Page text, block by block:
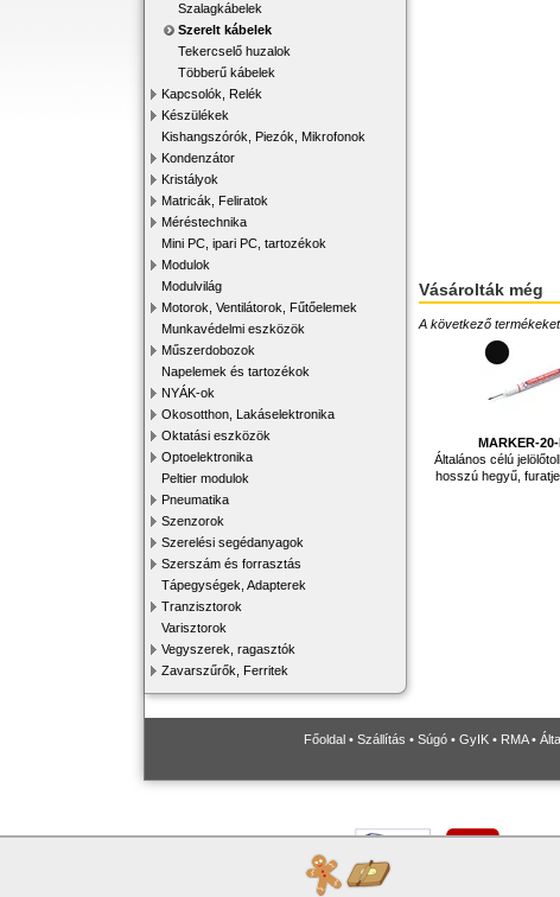
Szalagkábelek
Szerelt kábelek
Tekercselő huzalok
Többerű kábelek
Kapcsolók, Relék
Készülékek
Kishangszórók, Piezók, Mikrofonok
Kondenzátor
Kristályok
Matricák, Feliratok
Méréstechnika
Mini PC, ipari PC, tartozékok
Modulok
Modulvilág
Motorok, Ventilátorok, Fűtőelemek
Munkavédelmi eszközök
Műszerdobozok
Napelemek és tartozékok
NYÁK-ok
Okosotthon, Lakáselektronika
Oktatási eszközök
Optoelektronika
Peltier modulok
Pneumatika
Szenzorok
Szerelési segédanyagok
Szerszám és forrasztás
Tápegységek, Adapterek
Tranzisztorok
Varisztorok
Vegyszerek, ragasztók
Zavarszűrők, Ferritek
Vásárolták még
A következő
MARKER-
Általános célú
hosszú hegyű,
Főoldal • Szállítás • Súgó • GyIK • RMA•